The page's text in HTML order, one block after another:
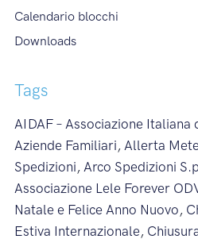
Calendario blocchi
Downloads
Tags
AIDAF – Associazione Italiana
Aziende Familiari, Allerta
Spedizioni, Arco Spedizioni
Associazione Lele Forever
Natale e Felice Anno Nuovo,
Estiva Internazionale,